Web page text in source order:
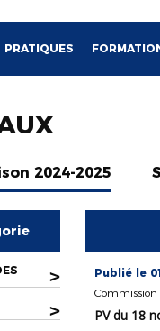
PRATIQUES
2024-2025
>
>
Publié le
Commission
PV du 18